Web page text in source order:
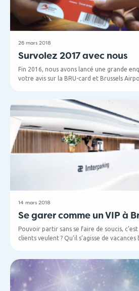
26 mars 2018
Survolez 2017 avec nous
Fin 2016, nous avons lancé une grande
votre avis sur la BRU-card et Brussels
nouveautés et d’aventures à l’étranger.
14 mars 2018
Se garer comme un VIP à
Pouvoir partir sans se faire de soucis,
clients veulent ? Qu’il s’agisse de
hall des départs de Brussels Airport ? Le
offre la solution.